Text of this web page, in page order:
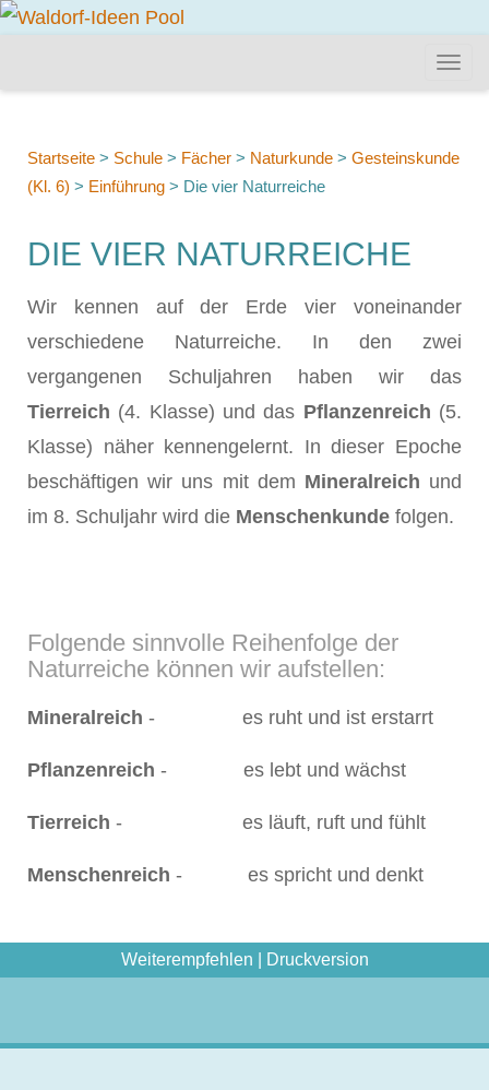
Startseite > Schule > Fächer > Naturkunde > Gesteinskunde
(Kl. 6) > Einführung > Die vier Naturreiche
DIE VIER NATURREICHE
Wir kennen auf der Erde vier voneinander
verschiedene Naturreiche. In den zwei
vergangenen Schuljahren haben wir das
Tierreich (4. Klasse) und das Pflanzenreich (5.
Klasse) näher kennengelernt. In dieser Epoche
beschäftigen wir uns mit dem Mineralreich und
im 8. Schuljahr wird die Menschenkunde folgen.
Folgende sinnvolle Reihenfolge der
Naturreiche können wir aufstellen:
Mineralreich - es ruht und ist erstarrt
Pflanzenreich - es lebt und wächst
Tierreich - es läuft, ruft und fühlt
Menschenreich - es spricht und denkt
Weiterempfehlen Druckversion